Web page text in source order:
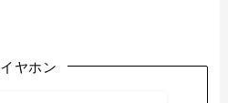
ヤホン